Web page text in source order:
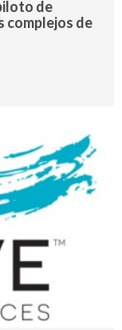
de
complejos de